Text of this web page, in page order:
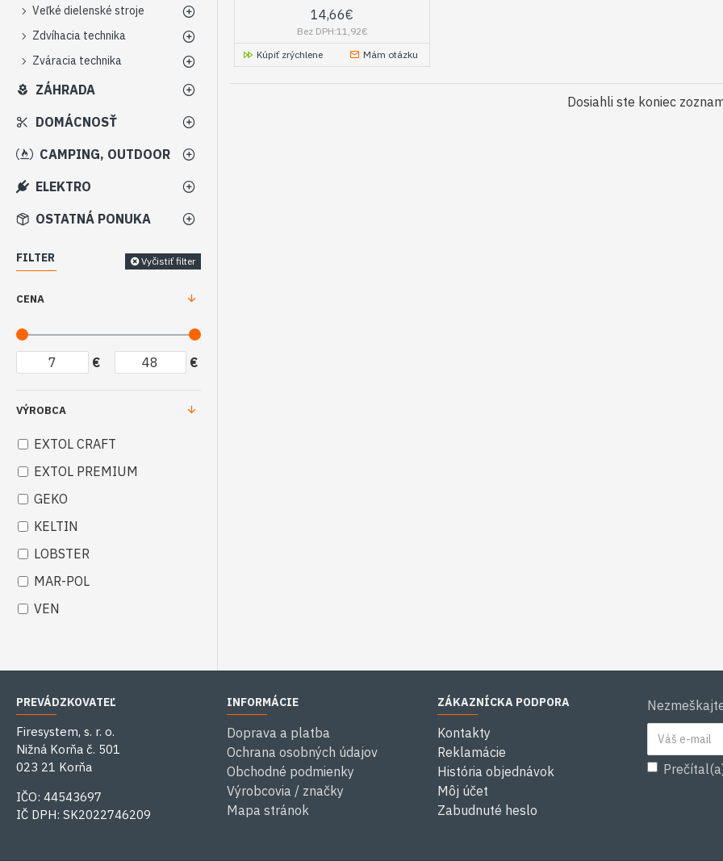
Veľké dielenské stroje
Zdvíhacia technika
Zváracia technika
ZÁHRADA
DOMÁCNOSŤ
CAMPING, OUTDOOR
ELEKTRO
OSTATNÁ PONUKA
FILTER Vyčistiť filter
CENA
€ €
VÝROBCA
EXTOL CRAFT
EXTOL PREMIUM
GEKO
KELTIN
LOBSTER
MAR-POL
VEN
14,66€
Bez DPH:11,92€
Kúpiť zrýchlene
Mám otázku
Dosiahli ste koniec
PREVÁDZKOVATEĽ
Firesystem, s. r. o.
Nižná Korňa č. 501
023 21 Korňa
IČO: 44543697
IČ DPH: SK2022746209
INFORMÁCIE
Doprava a platba
Ochrana osobných údajov
Obchodné podmienky
Výrobcovia / značky
Mapa stránok
ZÁKAZNÍCKA PODPORA
Kontakty
Reklamácie
História objednávok
Môj účet
Zabudnuté heslo